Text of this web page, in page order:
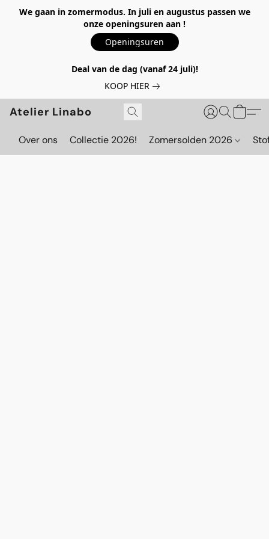
We gaan in zomermodus. In juli en augustus passen we
onze openingsuren aan !
Openingsuren
Deal van de dag (vanaf 24 juli)!
KOOP HIER
Atelier Linabo
Over ons Collectie 2026! Zomersolden 2026